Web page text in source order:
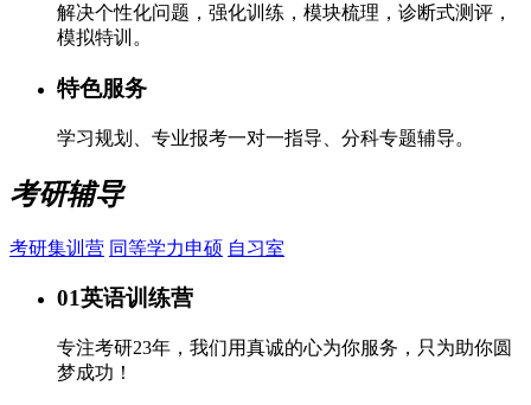
解决个性化问题，强化训练，模块梳理，诊断式测评，
模拟特训。
特色服务
学习规划、专业报考一对一指导、分科专题辅导。
考研辅导
考研集训营 同等学力申硕 自习室
01英语训练营
专注考研23年，我们用真诚的心为你服务，只为助你圆
梦成功！